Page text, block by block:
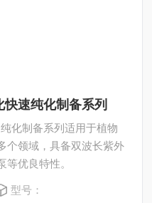
速纯化制备系列
化制备系列适用于植物
个领域，具备双波长紫外
优良特性。
型号：